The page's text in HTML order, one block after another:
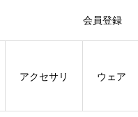
会員登録
アクセサリ ウェア